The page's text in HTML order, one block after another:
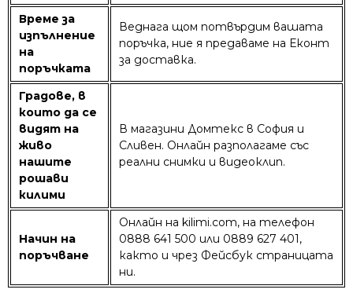
Време за
изпълнение
на
поръчката
Веднага щом потвърдим вашата
поръчка, ние я предаваме на Еконт
за доставка.
Градове, в
които да се
видят на
живо
нашите
рошави
килими
В магазини Домтекс в София и
Сливен. Онлайн разполагаме със
реални снимки и видеоклип.
Начин на
поръчване
Онлайн на kilimi.com, на телефон
0888 641 500 или 0889 627 401,
както и чрез Фейсбук страницата
ни.